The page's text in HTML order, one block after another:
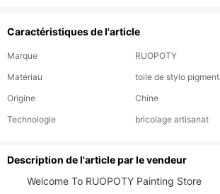
Caractéristiques de l'article
Marque
RUOPOTY
Matériau
toile de stylo
Origine
Chine
Technologie
bricolage artisanat
Description de l'article par le vendeur